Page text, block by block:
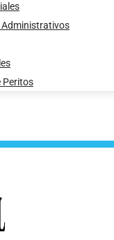
Administrativos
Peritos